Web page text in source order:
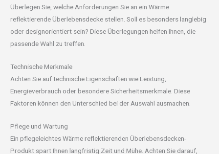
Überlegen Sie, welche Anforderungen Sie an ein Wärme
reflektierende Überlebensdecke stellen. Soll es besonders langlebig
oder designorientiert sein? Diese Überlegungen helfen Ihnen, die
passende Wahl zu treffen.
Technische Merkmale
Achten Sie auf technische Eigenschaften wie Leistung,
Energieverbrauch oder besondere Sicherheitsmerkmale. Diese
Faktoren können den Unterschied bei der Auswahl ausmachen.
Pflege und Wartung
Ein pflegeleichtes Wärme reflektierenden Überlebensdecken-
Produkt spart Ihnen langfristig Zeit und Mühe. Achten Sie darauf,